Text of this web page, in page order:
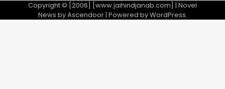
Copyright © [2006] [www.jaihindjanab.com] | Novel
News byAscendoor| Powered byWordPress.